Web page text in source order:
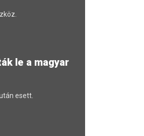
le a magyar
esett.